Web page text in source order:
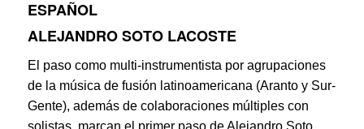
ESPAÑOL
ALEJANDRO SOTO LACOSTE
El paso como multi-instrumentista por agrupaciones
de la música de fusión latinoamericana (Aranto y Sur-
Gente), además de colaboraciones múltiples con
solistas, marcan el primer paso de Alejandro Soto